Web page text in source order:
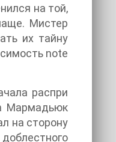
на той,
Мистер
их тайну
note
распри
Мармадьюк
на сторону